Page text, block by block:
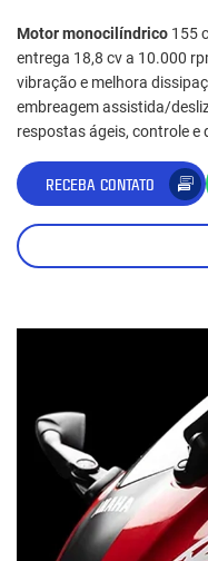
Motor monocilíndrico 155
entrega 18,8 cv a 10.000
vibração e melhora
embreagem assistida/
respostas ágeis, controle e
RECEBA CONTATO